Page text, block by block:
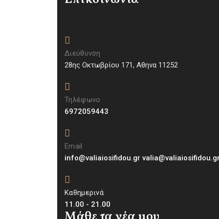
Διεύθυνση
28ης Οκτωβρίου 171, Aθηνα 11252
Τηλέφωνο
6972059443
Email
info@valiaiosifidou.gr
Καθημερινά
11.00 - 21.00